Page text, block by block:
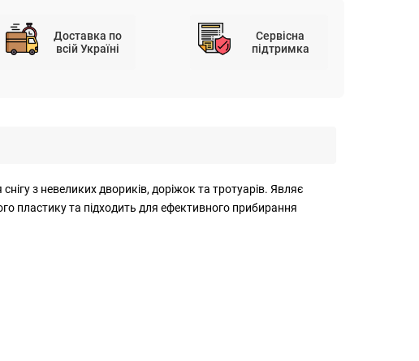
Доставка по
всій Україні
Сервісна
підтримка
з невеликих двориків, доріжок та тротуарів. Являє
пластику та підходить для ефективного прибирання